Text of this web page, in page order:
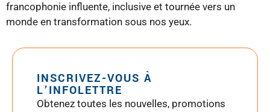
francophonie influente, inclusive et tournée vers un
monde en transformation sous nos yeux.
INSCRIVEZ-VOUS À
L’INFOLETTRE
Obtenez toutes les nouvelles, promotions